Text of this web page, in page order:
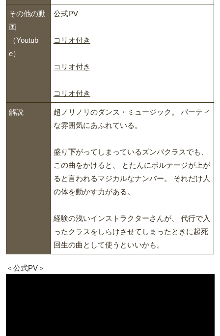
その他の動
画
（Youtub
e）
公式PV
コリオ付き
コリオ付き
コリオ付き
解説
超ノリノリのダンス・ミュージック。 パーティ
な雰囲気にあふれている。
盛り下がってしまっているズンバクラスでも、
この曲をかけると、 とたんにボルテージが上が
ると言われるマジカルなナンバー。 それだけ人
の体を動かす力がある。
経験の浅いインストラクターさんが、 代行で入
ったクラスをしらけさせてしまったときに起死
回生の曲として使うといいかも。
＜公式PV＞